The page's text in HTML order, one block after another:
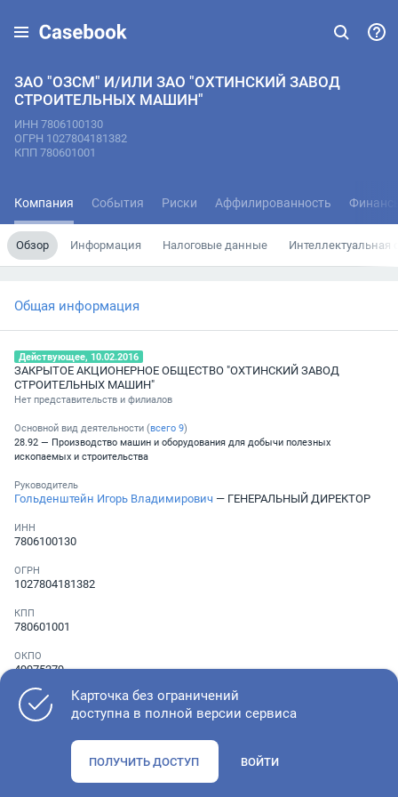
ЗАО "ОЗСМ" И/ИЛИ ЗАО "ОХТИНСКИЙ ЗАВОД
СТРОИТЕЛЬНЫХ МАШИН"
ИНН 7806100130
ОГРН 1027804181382
КПП 780601001
Компания События Риски Аффилированность
Обзор Информация Налоговые данные Интеллектуальная
Общая информация
Действующее, 10.02.2016
ЗАКРЫТОЕ АКЦИОНЕРНОЕ ОБЩЕСТВО "ОХТИНСКИЙ ЗАВОД
СТРОИТЕЛЬНЫХ МАШИН"
Нет представительств и филиалов
Основной вид деятельности (всего 9)
28.92 — Производство машин и оборудования для добычи полезных
ископаемых и строительства
Руководитель
Гольденштейн Игорь Владимирович — ГЕНЕРАЛЬНЫЙ ДИРЕКТОР
ИНН
7806100130
ОГРН
1027804181382
КПП
780601001
ОКПО
49975279
Телефон
░ ░░░ ░░░░░░░
Как оценить состояние компании
Карточка без ограничений
доступна в полной версии сервиса
ПОЛУЧИТЬ ДОСТУП ВОЙТИ